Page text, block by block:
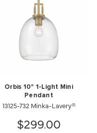
Orbis 10" 1-Light Mini
Pendant
13125-732 Minka-Lavery®
$299.00